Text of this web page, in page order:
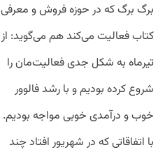
برگ برگ که در حوزه فروش و معرفی
کتاب فعالیت می‌کند هم می‌گوید: از
تیرماه به شکل جدی فعالیت‌مان را
شروع کرده بودیم و با رشد فالوور
خوب و درآمدی خوبی مواجه بودیم.
با اتفاقاتی که در شهریور افتاد چند